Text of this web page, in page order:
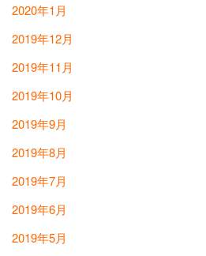
2020年1月
2019年12月
2019年11月
2019年10月
2019年9月
2019年8月
2019年7月
2019年6月
2019年5月